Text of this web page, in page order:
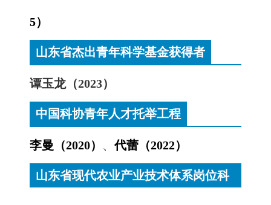
5）
山东省杰出青年科学基金获得者
谭玉龙（2023）
中国科协青年人才托举工程
李曼（2020） 、代蕾（2022）
山东省现代农业产业技术体系岗位科